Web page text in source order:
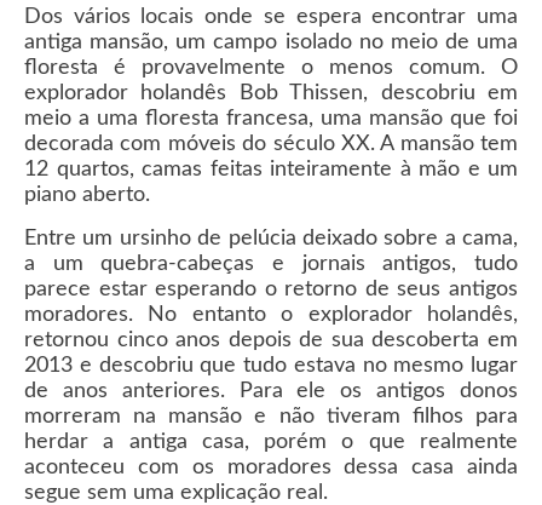
Dos vários locais onde se espera encontrar uma
antiga mansão, um campo isolado no meio de uma
floresta é provavelmente o menos comum. O
explorador holandês Bob Thissen, descobriu em
meio a uma floresta francesa, uma mansão que foi
decorada com móveis do século XX. A mansão tem
12 quartos, camas feitas inteiramente à mão e um
piano aberto.
Entre um ursinho de pelúcia deixado sobre a cama,
a um quebra-cabeças e jornais antigos, tudo
parece estar esperando o retorno de seus antigos
moradores. No entanto o explorador holandês,
retornou cinco anos depois de sua descoberta em
2013 e descobriu que tudo estava no mesmo lugar
de anos anteriores. Para ele os antigos donos
morreram na mansão e não tiveram filhos para
herdar a antiga casa, porém o que realmente
aconteceu com os moradores dessa casa ainda
segue sem uma explicação real.